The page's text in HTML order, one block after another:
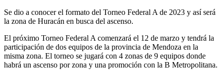
Se dio a conocer el formato del Torneo Federal A de 2023 y así será
la zona de Huracán en busca del ascenso.
El próximo Torneo Federal A comenzará el 12 de marzo y tendrá la
participación de dos equipos de la provincia de Mendoza en la
misma zona. El torneo se jugará con 4 zonas de 9 equipos donde
habrá un ascenso por zona y una promoción con la B Metropolitana.